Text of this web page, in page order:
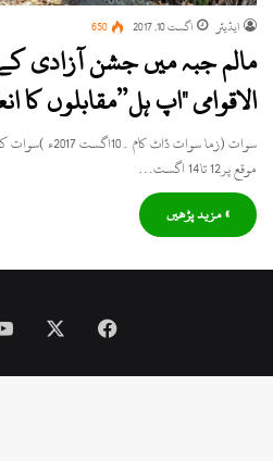
ایڈیٹر اگست 10, 2017 650
مالم جبہ میں جشن آزادی
الاقوامی "اپ ہل”مقابلوں کا
سوات (زما سوات
موقع پر12 تا14 اگست…
» مزید پڑھیں
Facebook